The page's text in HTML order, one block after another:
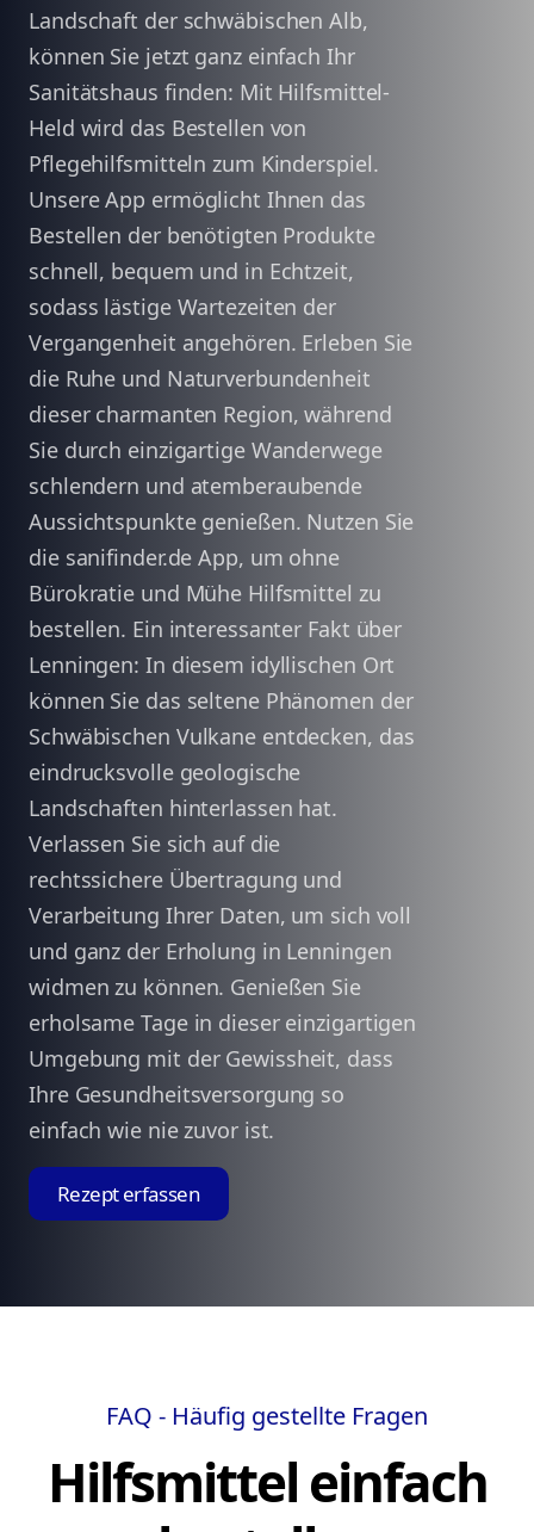
Landschaft der schwäbischen Alb,
können Sie jetzt ganz einfach Ihr
Sanitätshaus finden: Mit Hilfsmittel-
Held wird das Bestellen von
Pflegehilfsmitteln zum Kinderspiel.
Unsere App ermöglicht Ihnen das
Bestellen der benötigten Produkte
schnell, bequem und in Echtzeit,
sodass lästige Wartezeiten der
Vergangenheit angehören. Erleben Sie
die Ruhe und Naturverbundenheit
dieser charmanten Region, während
Sie durch einzigartige Wanderwege
schlendern und atemberaubende
Aussichtspunkte genießen. Nutzen Sie
die sanifinder.de App, um ohne
Bürokratie und Mühe Hilfsmittel zu
bestellen. Ein interessanter Fakt über
Lenningen: In diesem idyllischen Ort
können Sie das seltene Phänomen der
Schwäbischen Vulkane entdecken, das
eindrucksvolle geologische
Landschaften hinterlassen hat.
Verlassen Sie sich auf die
rechtssichere Übertragung und
Verarbeitung Ihrer Daten, um sich voll
und ganz der Erholung in Lenningen
widmen zu können. Genießen Sie
erholsame Tage in dieser einzigartigen
Umgebung mit der Gewissheit, dass
Ihre Gesundheitsversorgung so
einfach wie nie zuvor ist.
Rezept erfassen
FAQ - Häufig gestellte Fragen
Hilfsmittel einfach